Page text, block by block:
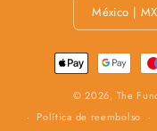
Formas
de
pago© 2026, The
Política de reembolso